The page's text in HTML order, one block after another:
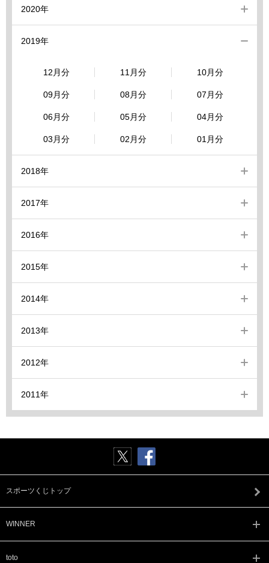
2020年
2019年
12月分 11月分 10月分
09月分 08月分 07月分
06月分 05月分 04月分
03月分 02月分 01月分
2018年
2017年
2016年
2015年
2014年
2013年
2012年
2011年
スポーツくじトップ
WINNER
toto